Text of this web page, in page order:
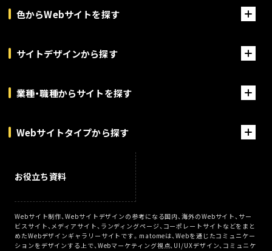
色からWebサイトを探す
サイトデザインから探す
業種・職種からサイトを探す
Webサイトタイプから探す
お役立ち資料
Webサイト制作、Webサイトデザインの参考になる国内、海外のWebサイト、サー
ビスサイト、メディアサイト、ランディングページ、コーポレートサイトなどをまと
めたWebデザインギャラリーサイトです。matomeは、Webを通じたコミュニケー
ションをデザインする上で、Webマーケティング視点、UI/UXデザイン、コミュニケ